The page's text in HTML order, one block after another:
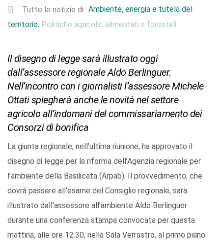
Tutte le notizie di Ambiente, energia e tutela del
territorio, Politiche agricole, alimentari e forestali
Il disegno di legge sarà illustrato oggi
dall’assessore regionale Aldo Berlinguer.
Nell’incontro con i giornalisti l’assessore Michele
Ottati spiegherà anche le novità nel settore
agricolo all’indomani del commissariamento dei
Consorzi di bonifica
La giunta regionale, nell’ultima riunione, ha approvato il
disegno di legge per la riforma dell’Agenzia regionale per
l’ambiente della Basilicata (Arpab). Il provvedimento, che
dovrà passere all’esame del Consiglio regionale, sarà
illustrato dall’assessore all’ambiente Aldo Berlinguer
durante una conferenza stampa convocata per questa
mattina, alle ore 12.30, nella Sala Verrastro, al primo piano